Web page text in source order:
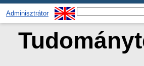
Adminisztrátor